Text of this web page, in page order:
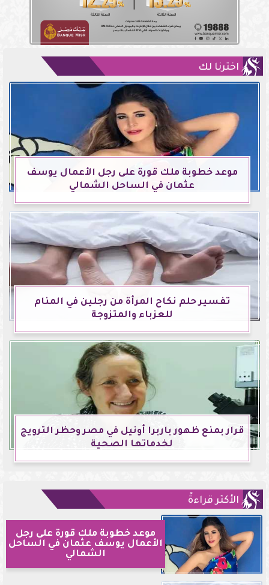
اخترنا لك
موعد خطوبة ملك قورة على رجل الأعمال يوسف
عثمان في الساحل الشمالي
تفسير حلم نكاح المرأة من رجلين في المنام
للعزباء والمتزوجة
قرار بمنع ظهور باربرا أونيل في مصر وحظر الترويج
لخدماتها الصحية
الأكثر قراءةً
موعد خطوبة ملك قورة على رجل
الأعمال يوسف عثمان في الساحل
الشمالي